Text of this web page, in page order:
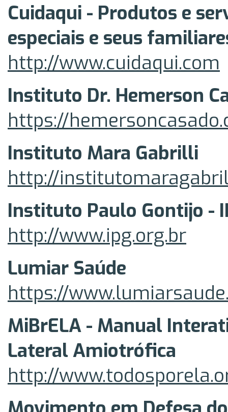
Cuidaqui - Produtos e
especiais e seus
http://www.cuidaqui.com
Instituto Dr. Hemerson
https://
Instituto Mara Gabrilli
http://
Instituto Paulo Gontijo -
http://www.ipg.org.br
Lumiar Saúde
https://
MiBrELA - Manual
Lateral Amiotrófica
http://